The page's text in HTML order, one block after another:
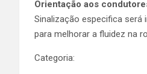
Orientação aos
Sinalização especifica
para melhorar a fluidez na
Categoria: